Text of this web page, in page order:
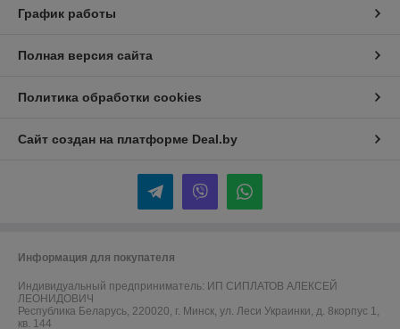
График работы
Полная версия сайта
Политика обработки cookies
Сайт создан на платформе Deal.by
Информация для покупателя
Индивидуальный предприниматель: ИП СИПЛАТОВ АЛЕКСЕЙ
ЛЕОНИДОВИЧ
Республика Беларусь, 220020, г. Минск, ул. Леси Украинки, д. 8корпус 1,
кв. 144